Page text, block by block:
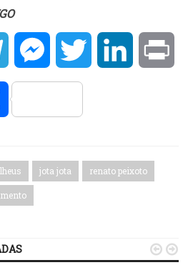
TelegramMessengerTwitter LinkedIn
Compartilhar
jota jota renato peixoto
 